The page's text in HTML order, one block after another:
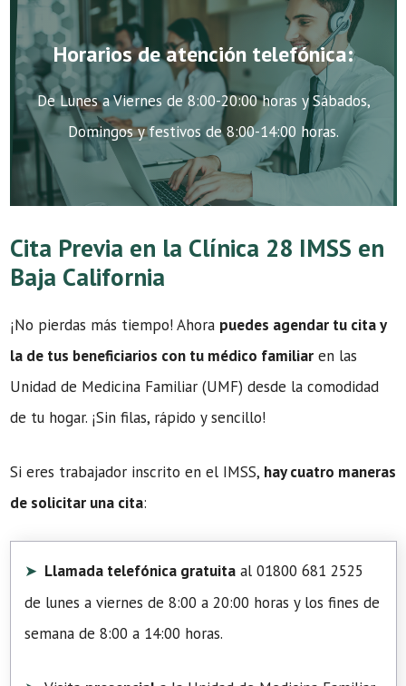
Horarios de atención telefónica:
De Lunes a Viernes de 8:00-20:00 horas y Sábados,
Domingos y festivos de 8:00-14:00 horas.
Cita Previa en la Clínica 28 IMSS en
Baja California
¡No pierdas más tiempo! Ahora puedes agendar tu cita y
la de tus beneficiarios con tu médico familiar en las
Unidad de Medicina Familiar (UMF) desde la comodidad
de tu hogar. ¡Sin filas, rápido y sencillo!
Si eres trabajador inscrito en el IMSS, hay cuatro maneras
de solicitar una cita:
Llamada telefónica gratuita al 01800 681 2525
de lunes a viernes de 8:00 a 20:00 horas y los fines de
semana de 8:00 a 14:00 horas.